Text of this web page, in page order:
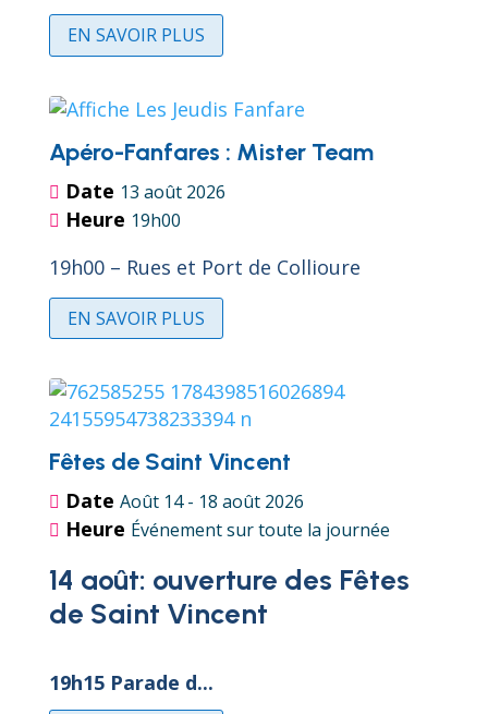
EN SAVOIR PLUS
Apéro-Fanfares : Mister Team
Date 13 août 2026
Heure 19h00
19h00 – Rues et Port de Collioure
EN SAVOIR PLUS
Fêtes de Saint Vincent
Date Août 14 - 18 août 2026
Heure Événement sur toute la journée
14 août: ouverture des Fêtes
de Saint Vincent
19h15 Parade d...